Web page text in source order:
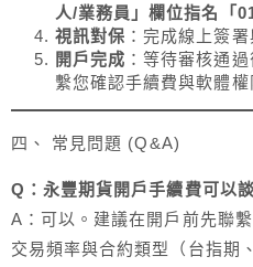
人/業務員」欄位指名
「
視訊對保 ：完成線上簽
開戶完成 ：等待審核通
繫您確認手續費與軟體權
四、 常見問題 (Q&A)
Q：永豐期貨開戶手續費可以
A：可以。建議在開戶前先聯
交易頻率與合約類型（台指期